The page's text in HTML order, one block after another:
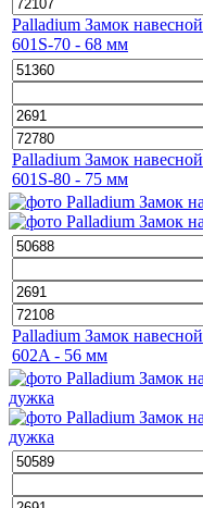
Palladium Замок навесной
601S-70 - 68 мм
Palladium Замок навесной
601S-80 - 75 мм
Palladium Замок навесной
602A - 56 мм